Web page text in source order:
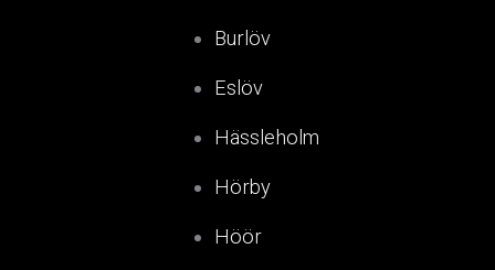
Burlöv
Eslöv
Hässleholm
Hörby
Höör